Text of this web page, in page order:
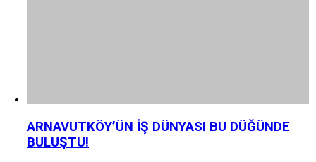
ARNAVUTKÖY’ÜN İŞ DÜNYASI BU DÜĞÜNDE
BULUŞTU!